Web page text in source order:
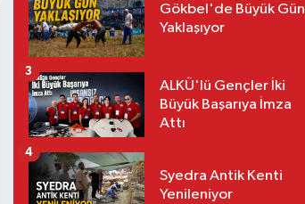
Gökbel'de Büyük Gün
Yaklaşıyor
ALKÜ'lü Gençler İki
Büyük Başarıya İmza
Attı
3
Syedra Antik Kenti
Yenileniyor
4